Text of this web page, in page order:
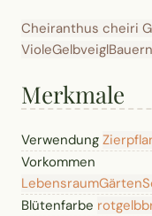
Cheiranthus cheiri
VioleGelbveigl
Merkmale
Verwendung
Vorkommen
LebensraumGärten
Blütenfarbe rotgelb